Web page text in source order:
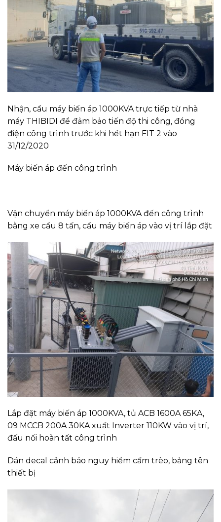
Nhận, cẩu máy biến áp 1000KVA trực tiếp từ nhà
máy THIBIDI để đảm bảo tiến độ thi công, đóng
điện công trình trước khi hết hạn FIT 2 vào
31/12/2020
Máy biến áp đến công trình
Vận chuyển máy biến áp 1000KVA đến công trình
bằng xe cẩu 8 tấn, cẩu máy biến áp vào vị trí lắp đặt
Lắp đặt máy biến áp 1000KVA, tủ ACB 1600A 65KA,
09 MCCB 200A 30KA xuất Inverter 110KW vào vị trí,
đấu nối hoàn tất công trình
Dán decal cảnh báo nguy hiểm cấm trèo, bảng tên
thiết bị